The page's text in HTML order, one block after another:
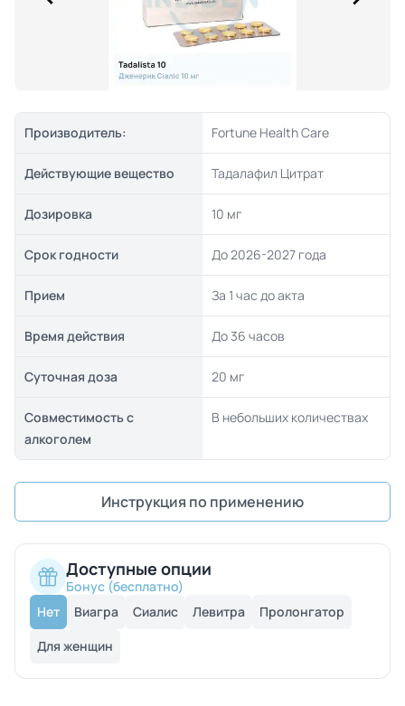
Производитель: Fortune Health Care
Действующие вещество Тадалафил Цитрат
Дозировка 10 мг
Срок годности До 2026-2027 года
Прием За 1 час до акта
Время действия До 36 часов
Суточная доза 20 мг
Совместимость с
алкоголем
В небольших количествах
Инструкция по применению
Доступные опции
Бонус (бесплатно)
Нет
Виагра Сиалис Левитра
Пролонгатор
Для женщин